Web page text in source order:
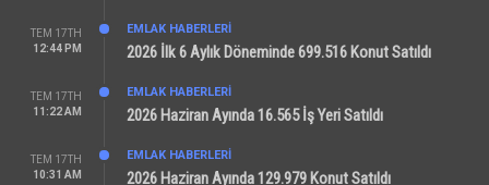
TEM 17TH
12:44 PM
EMLAK HABERLERI
2026 İlk 6 Aylık Döneminde 699.516 Konut Satıldı
TEM 17TH
11:22 AM
EMLAK HABERLERI
2026 Haziran Ayında 16.565 İş Yeri Satıldı
TEM 17TH
10:31 AM
EMLAK HABERLERI
2026 Haziran Ayında 129.979 Konut Satıldı